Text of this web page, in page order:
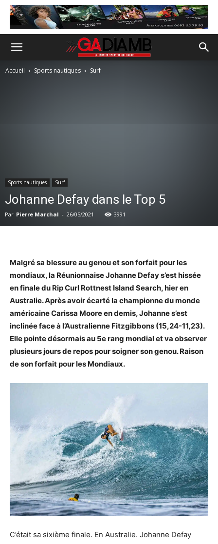
Accueil Sports nautiques Surf
Sports nautiques Surf
Johanne Defay dans le Top 5
Par Pierre Marchal - 26/05/2021 3991
Malgré sa blessure au genou et son forfait pour les
mondiaux, la Réunionnaise Johanne Defay s’est hissée
en finale du Rip Curl Rottnest Island Search, hier en
Australie. Après avoir écarté la championne du monde
américaine Carissa Moore en demis, Johanne s’est
inclinée face à l’Australienne Fitzgibbons (15,24-11,23).
Elle pointe désormais au 5e rang mondial et va observer
plusieurs jours de repos pour soigner son genou. Raison
de son forfait pour les Mondiaux.
C’était sa sixième finale. En Australie. Johanne Defay